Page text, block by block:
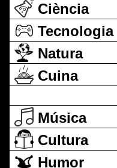
Ciència
Tecnologia
Natura
Cuina
Música
Cultura
Humor